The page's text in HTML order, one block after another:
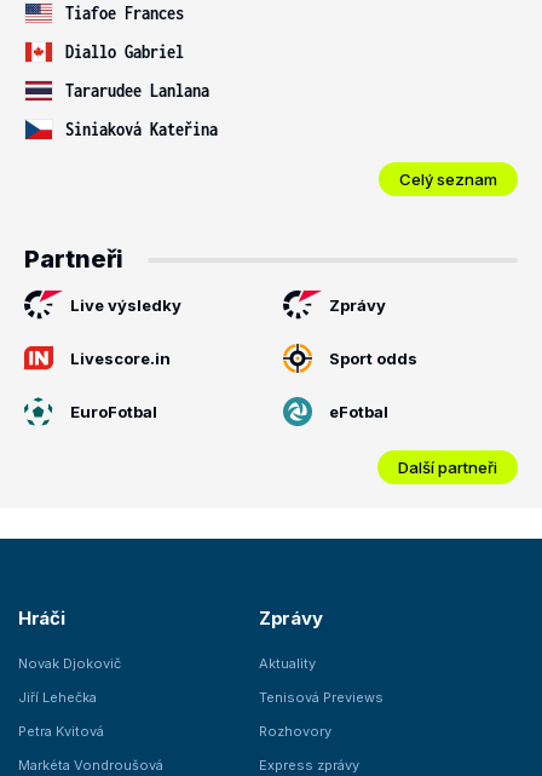
Tiafoe Frances
Diallo Gabriel
Tararudee Lanlana
Siniaková Kateřina
Celý seznam
Partneři
Live výsledky Zprávy
Livescore.in Sport odds
EuroFotbal eFotbal
Další partneři
Hráči
Novak Djokovič
Jiří Lehečka
Petra Kvitová
Markéta Vondroušová
Zprávy
Aktuality
Tenisová Previews
Rozhovory
Express zprávy